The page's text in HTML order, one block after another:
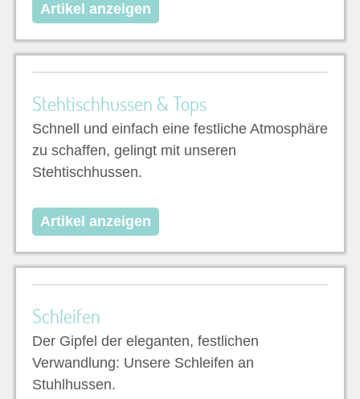
Artikel anzeigen
Stehtischhussen & Tops
Schnell und einfach eine festliche Atmosphäre
zu schaffen, gelingt mit unseren
Stehtischhussen.
Artikel anzeigen
Schleifen
Der Gipfel der eleganten, festlichen
Verwandlung: Unsere Schleifen an
Stuhlhussen.